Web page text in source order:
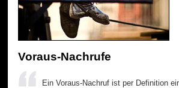
Voraus-Nachrufe
Ein Voraus-Nachruf ist per Definition